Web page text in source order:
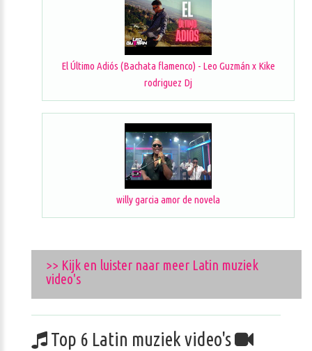
El Último Adiós (Bachata flamenco) - Leo Guzmán x Kike
rodriguez Dj
willy garcia amor de novela
>> Kijk en luister naar meer Latin muziek
video's
Top 6 Latin muziek video's